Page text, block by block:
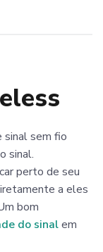
sinal sem fio
sinal.
perto de seu
a eles
bom
do sinalem